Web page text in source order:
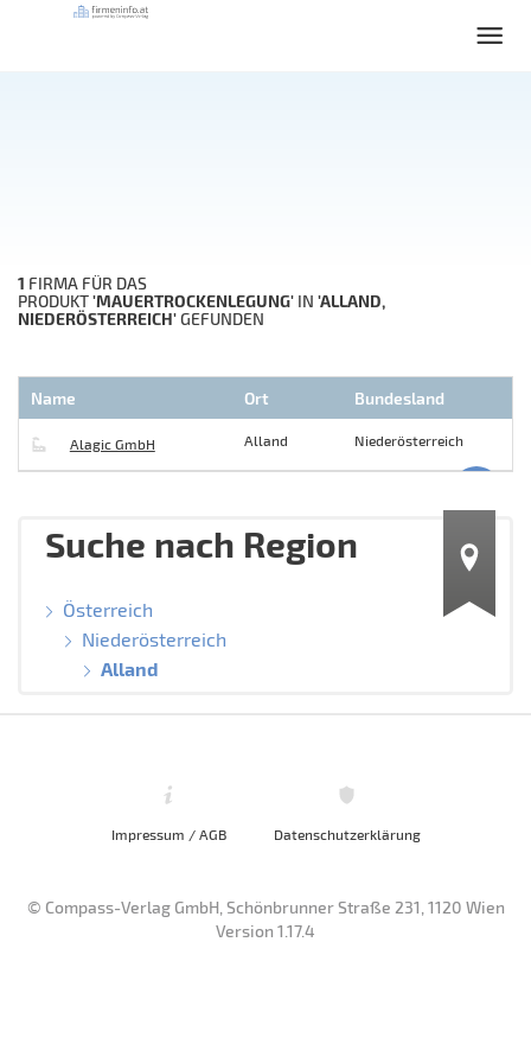
1 FIRMA FÜR DAS
PRODUKT'MAUERTROCKENLEGUNG' IN 'ALLAND,
NIEDERÖSTERREICH'GEFUNDEN
Name Ort Bundesland
Alagic GmbH Alland Niederösterreich
Suche nach Region
Österreich
Niederösterreich
Alland
Impressum / AGB Datenschutzerklärung
© Compass-Verlag GmbH, Schönbrunner Straße 231, 1120 Wien
Version 1.17.4